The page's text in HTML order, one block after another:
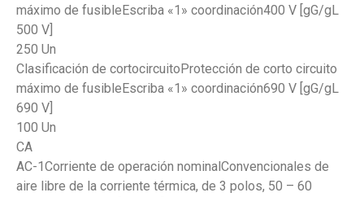
máximo de fusibleEscriba «1» coordinación400 V [gG/gL
500 V]
250 Un
Clasificación de cortocircuitoProtección de corto circuito
máximo de fusibleEscriba «1» coordinación690 V [gG/gL
690 V]
100 Un
CA
AC-1Corriente de operación nominalConvencionales de
aire libre de la corriente térmica, de 3 polos, 50 – 60